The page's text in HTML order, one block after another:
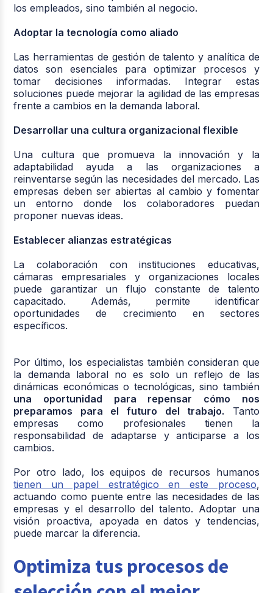
los empleados, sino también al negocio.
Adoptar la tecnología como aliado
Las herramientas de gestión de talento y analítica de
datos son esenciales para optimizar procesos y
tomar decisiones informadas. Integrar estas
soluciones puede mejorar la agilidad de las empresas
frente a cambios en la demanda laboral.
Desarrollar una cultura organizacional flexible
Una cultura que promueva la innovación y la
adaptabilidad ayuda a las organizaciones a
reinventarse según las necesidades del mercado. Las
empresas deben ser abiertas al cambio y fomentar
un entorno donde los colaboradores puedan
proponer nuevas ideas.
Establecer alianzas estratégicas
La colaboración con instituciones educativas,
cámaras empresariales y organizaciones locales
puede garantizar un flujo constante de talento
capacitado. Además, permite identificar
oportunidades de crecimiento en sectores
específicos.
Por último, los especialistas también consideran que
la demanda laboral no es solo un reflejo de las
dinámicas económicas o tecnológicas, sino también
una oportunidad para repensar cómo nos
preparamos para el futuro del trabajo. Tanto
empresas como profesionales tienen la
responsabilidad de adaptarse y anticiparse a los
cambios.
Por otro lado, los equipos de recursos humanos
tienen un papel estratégico en este proceso,
actuando como puente entre las necesidades de las
empresas y el desarrollo del talento. Adoptar una
visión proactiva, apoyada en datos y tendencias,
puede marcar la diferencia.
Optimiza tus procesos de